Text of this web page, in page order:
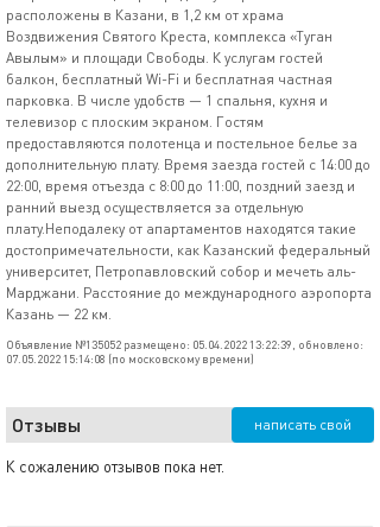
расположены в Казани, в 1,2 км от храма
Воздвижения Святого Креста, комплекса «Туган
Авылым» и площади Свободы. К услугам гостей
балкон, бесплатный Wi-Fi и бесплатная частная
парковка. В числе удобств — 1 спальня, кухня и
телевизор с плоским экраном. Гостям
предоставляются полотенца и постельное белье за
дополнительную плату. Время заезда гостей с 14:00 до
22:00, время отъезда с 8:00 до 11:00, поздний заезд и
ранний выезд осуществляется за отдельную
плату.Неподалеку от апартаментов находятся такие
достопримечательности, как Казанский федеральный
университет, Петропавловский собор и мечеть аль-
Марджани. Расстояние до международного аэропорта
Казань — 22 км.
Объявление №135052 размещено: 05.04.2022 13:22:39, обновлено:
07.05.2022 15:14:08 (по московскому времени)
Отзывы написать свой
К сожалению отзывов пока нет.